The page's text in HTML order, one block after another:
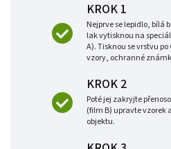
KROK 1
Nejprve se lepidlo, bílá
lak vytisknou na
A). Tisknou se vrstvu
vzory, ochranné
KROK 2
Poté jej zakryjte
(film B) upravte vzorek
objektu.